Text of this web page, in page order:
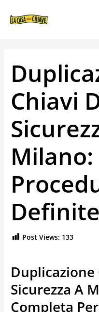
Chiavi
Milano:
Definite
Post Views: 133
Duplicazione
Sicurezza A
Completa
ARTICOLI